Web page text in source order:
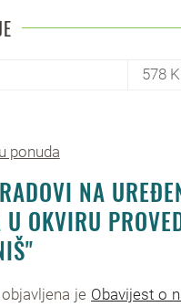
578
ponuda
NA
OKVIRU
je Obavijest o